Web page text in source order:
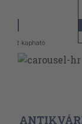
pont kapható